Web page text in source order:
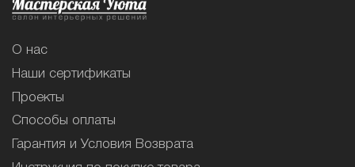
О нас
Наши сертификаты
Проекты
Способы оплаты
Гарантия и Условия Возврата